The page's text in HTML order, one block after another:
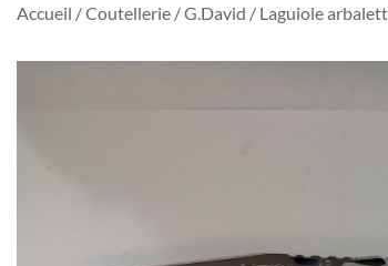
Accueil /Coutellerie /G.David / Laguiole